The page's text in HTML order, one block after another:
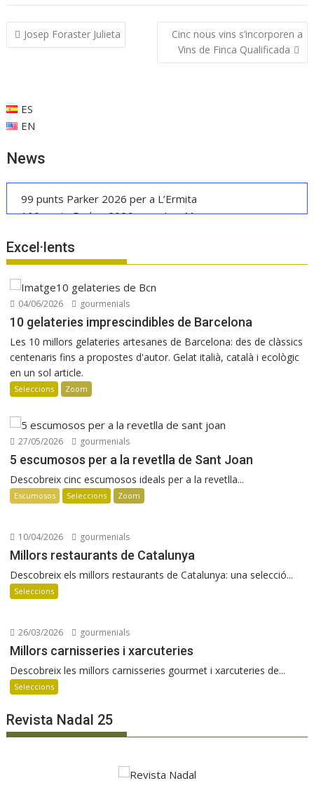
b
o
s
A
e
dI
p
ar
te
Navegació
d'entrades
Josep Foraster Julieta
Cinc nous vins s’incorporen a
Vins de Finca Qualificada
ES
EN
News
99 punts Parker 2026 per a L’Ermita
100 punts Parker 2026 per a Les Manyes
La UE reconeix la IGP Pernil Cerretà
Verema al Penedès: vi, cava i gastronomia
Manuel Raventós Negra Magnum 2018
Excel·lents
04/06/2026 gourmenials
10 gelateries imprescindibles de Barcelona
Les 10 millors gelateries artesanes de Barcelona: des de clàssics
centenaris fins a propostes d'autor. Gelat italià, català i ecològic
en un sol article.
Seleccions Zoom
27/05/2026 gourmenials
5 escumosos per a la revetlla de Sant Joan
Descobreix cinc escumosos ideals per a la revetlla...
Escumosos Seleccions Zoom
10/04/2026 gourmenials
Millors restaurants de Catalunya
Descobreix els millors restaurants de Catalunya: una selecció...
Seleccions
26/03/2026 gourmenials
Millors carnisseries i xarcuteries
Descobreix les millors carnisseries gourmet i xarcuteries de...
Seleccions
Revista Nadal 25